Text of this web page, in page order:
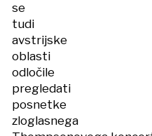
se
tudi
avstrijske
oblasti
odločile
pregledati
posnetke
zloglasnega